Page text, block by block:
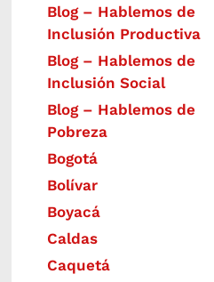
Blog – Hablemos de
Inclusión Productiva
Blog – Hablemos de
Inclusión Social
Blog – Hablemos de
Pobreza
Bogotá
Bolívar
Boyacá
Caldas
Caquetá